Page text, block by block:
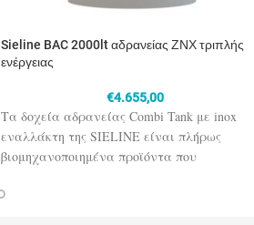
Sieline BAC 2000lt αδρανείας ΖΝΧ τριπλής
ενέργειας
€4.655,00
Τα δοχεία αδρανείας Combi Tank με inox
εναλλάκτη της SIELINE είναι πλήρως
βιομηχανοποιημένα προϊόντα που
χρόνο και συνδυάζονται με ηλιακή ενέργεια